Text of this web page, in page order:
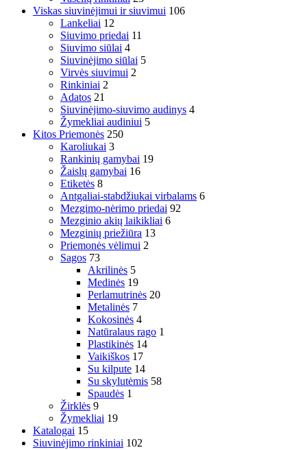
Viskas siuvinėjimui ir siuvimui 106
Lankeliai 12
Siuvimo priedai 11
Siuvimo siūlai 4
Siuvinėjimo siūlai 5
Virvės siuvimui 2
Rinkiniai 2
Adatos 21
Siuvinėjimo-siuvimo audinys 4
Žymekliai audiniui 5
Kitos Priemonės 250
Karoliukai 3
Rankinių gamybai 19
Žaislų gamybai 16
Etiketės 8
Antgaliai-stabdžiukai virbalams 6
Mezgimo-nėrimo priedai 92
Mezginio akių laikikliai 6
Mezginių priežiūra 13
Priemonės vėlimui 2
Sagos 73
Akrilinės 5
Medinės 19
Perlamutrinės 20
Metalinės 7
Kokosinės 4
Natūralaus rago 1
Plastikinės 14
Vaikiškos 17
Su kilpute 14
Su skylutėmis 58
Spaudės 1
Žirklės 9
Žymekliai 19
Katalogai 15
Siuvinėjimo rinkiniai 102